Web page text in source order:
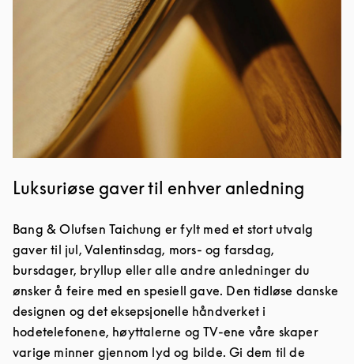
Luksuriøse gaver til enhver anledning
Bang & Olufsen Taichung er fylt med et stort utvalg
gaver til jul, Valentinsdag, mors- og farsdag,
bursdager, bryllup eller alle andre anledninger du
ønsker å feire med en spesiell gave. Den tidløse danske
designen og det eksepsjonelle håndverket i
hodetelefonene, høyttalerne og TV-ene våre skaper
varige minner gjennom lyd og bilde. Gi dem til de